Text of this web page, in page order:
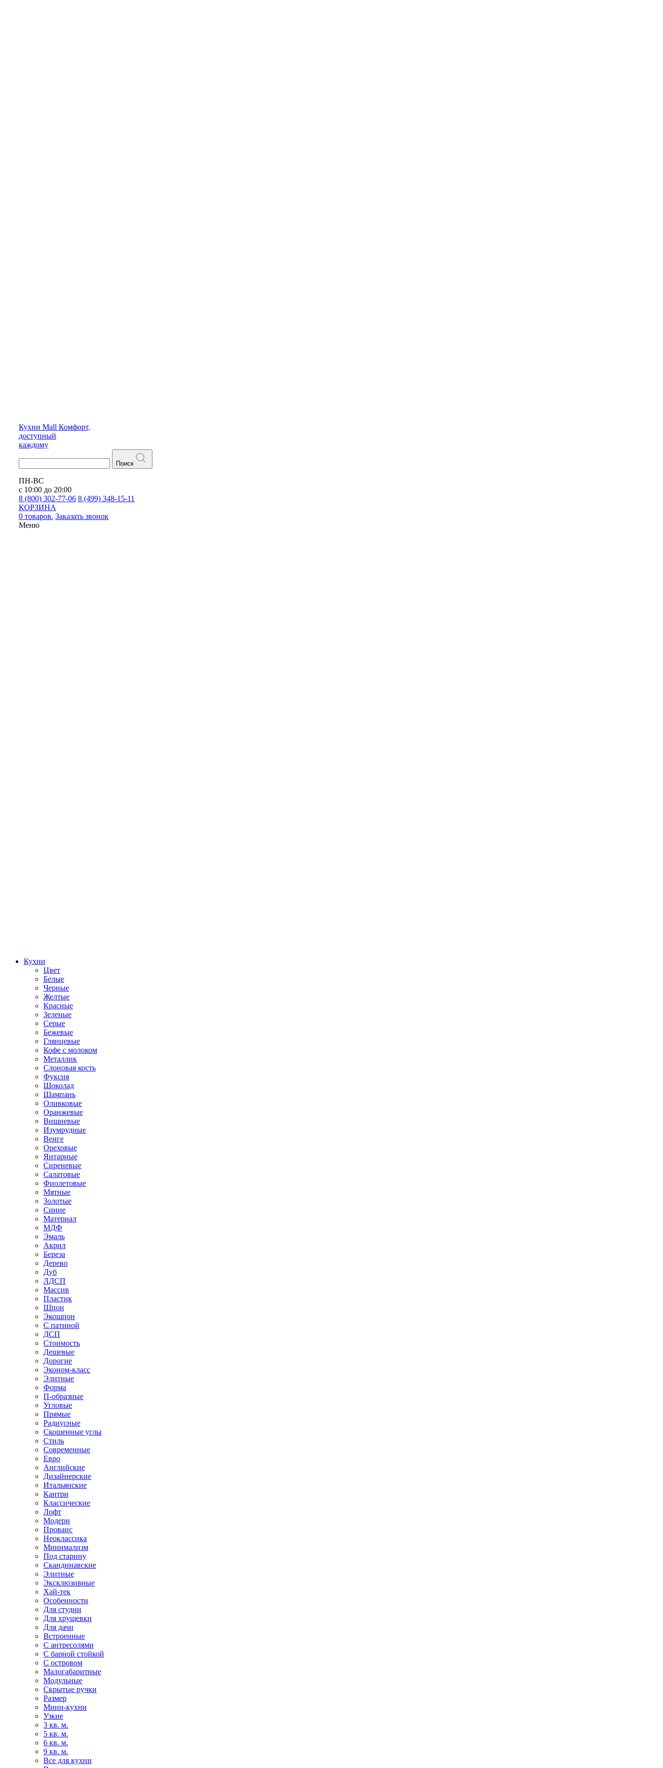
Кухни Mall Комфорт,
доступный
каждому
Поиск
ПН-ВС
с 10:00 до 20:00
8 (800) 302-77-06 8 (499) 348-15-11
КОРЗИНА
0 товаров. Заказать звонок
Меню
Кухни
Цвет
Белые
Черные
Желтые
Красные
Зеленые
Серые
Бежевые
Глянцевые
Кофе с молоком
Металлик
Слоновая кость
Фуксия
Шоколад
Шампань
Оливковые
Оранжевые
Вишневые
Изумрудные
Венге
Ореховые
Янтарные
Сиреневые
Салатовые
Фиолетовые
Мятные
Золотые
Синие
Материал
МДФ
Эмаль
Акрил
Береза
Дерево
Дуб
ЛДСП
Массив
Пластик
Шпон
Экошпон
С патиной
ДСП
Стоимость
Дешевые
Дорогие
Эконом-класс
Элитные
Форма
П-образные
Угловые
Прямые
Радиусные
Скошенные углы
Стиль
Современные
Евро
Английские
Дизайнерские
Итальянские
Кантри
Классические
Лофт
Модерн
Прованс
Неоклассика
Минимализм
Под старину
Скандинавские
Элитные
Эксклюзивные
Хай-тек
Особенности
Для студии
Для хрущевки
Для дачи
Встроенные
С антресолями
С барной стойкой
С островом
Малогабаритные
Модульные
Скрытые ручки
Размер
Мини-кухни
Узкие
3 кв. м.
5 кв. м.
6 кв. м.
9 кв. м.
Все для кухни